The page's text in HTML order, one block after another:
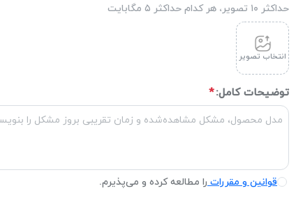
حداکثر ۱۰ تصویر، هر کدام حداکثر ۵ مگابایت
انتخاب تصویر
توضیحات کامل:*
قوانین و مقررات را مطالعه کرده و می‌پذیرم.